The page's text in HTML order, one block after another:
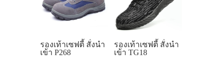
รองเท้าเซฟตี้ สั่งนำ
เข้า P268
รองเท้าเซฟตี้ สั่งนำ
เข้า TG18